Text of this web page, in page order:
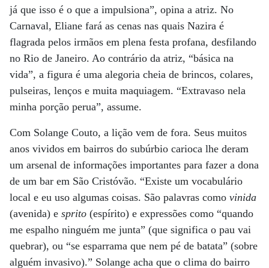
já que isso é o que a impulsiona”, opina a atriz. No
Carnaval, Eliane fará as cenas nas quais Nazira é
flagrada pelos irmãos em plena festa profana, desfilando
no Rio de Janeiro. Ao contrário da atriz, “básica na
vida”, a figura é uma alegoria cheia de brincos, colares,
pulseiras, lenços e muita maquiagem. “Extravaso nela
minha porção perua”, assume.
Com Solange Couto, a lição vem de fora. Seus muitos
anos vividos em bairros do subúrbio carioca lhe deram
um arsenal de informações importantes para fazer a dona
de um bar em São Cristóvão. “Existe um vocabulário
local e eu uso algumas coisas. São palavras como vinida
(avenida) e sprito (espírito) e expressões como “quando
me espalho ninguém me junta” (que significa o pau vai
quebrar), ou “se esparrama que nem pé de batata” (sobre
alguém invasivo).” Solange acha que o clima do bairro